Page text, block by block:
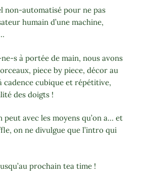
non-automatisé pour ne pas
humain d’une machine,
s à portée de main, nous avons
piece by piece, décor au
cadence cubique et répétitive,
des doigts !
peut avec les moyens qu’on a… et
on ne divulgue que l’intro qui
prochain tea time !